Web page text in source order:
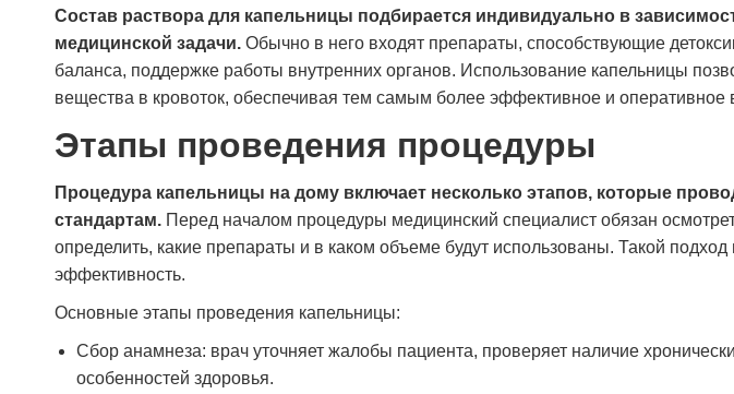
Состав раствора для капельницы подбирается индивидуально в
медицинской задачи. Обычно в него входят препараты, способствующие
баланса, поддержке работы внутренних органов. Использование капельницы
вещества в кровоток, обеспечивая тем самым более эффективное и оперативное
Этапы проведения процедуры
Процедура капельницы на дому включает несколько этапов, которые
стандартам. Перед началом процедуры медицинский специалист обязан
определить, какие препараты и в каком объеме будут использованы. Такой
эффективность.
Основные этапы проведения капельницы:
Сбор анамнеза: врач уточняет жалобы пациента, проверяет наличие
особенностей здоровья.